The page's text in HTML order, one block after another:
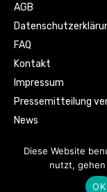
AGB
FAQ
Kontakt
Impressum
Pressemitteilung
News
Diese Website
nutzt,
OK